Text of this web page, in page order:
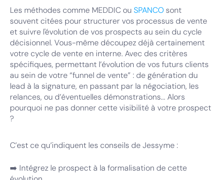
Les méthodes comme MEDDIC ou SPANCO sont
souvent citées pour structurer vos processus de vente
et suivre l'évolution de vos prospects au sein du cycle
décisionnel. Vous-même découpez déjà certainement
votre cycle de vente en interne. Avec des critères
spécifiques, permettant l’évolution de vos futurs clients
au sein de votre “funnel de vente” : de génération du
lead à la signature, en passant par la négociation, les
relances, ou d’éventuelles démonstrations... Alors
pourquoi ne pas donner cette visibilité à votre prospect
?
C’est ce qu’indiquent les conseils de Jessyme :
➡️ Intégrez le prospect à la formalisation de cette